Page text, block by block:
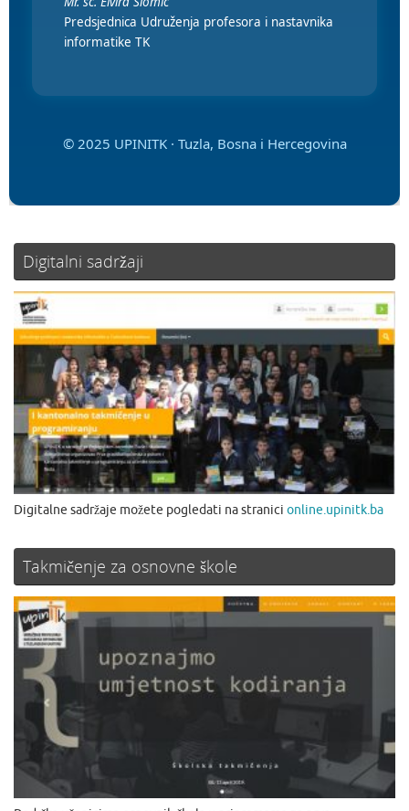
Predsjednica Udruženja profesora i nastavnika
informatike TK
© 2025 UPINITK · Tuzla, Bosna i Hercegovina
Digitalni sadržaji
Digitalne sadržaje možete pogledati na stranici online.upinitk.ba
Takmičenje za osnovne škole